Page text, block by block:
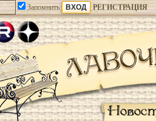
Запомнить РЕГИСТРАЦИЯ